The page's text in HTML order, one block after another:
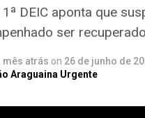
DEIC aponta que
ser
mês atrás on 26 de junho de
Araguaina Urgente